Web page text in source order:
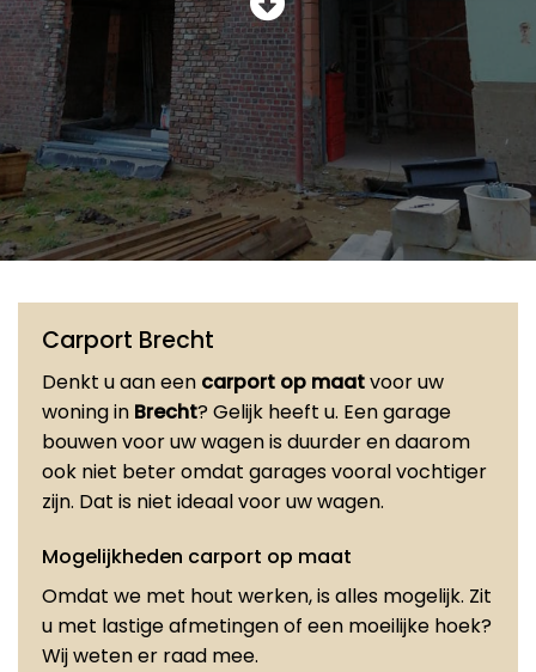
Carport Brecht
Denkt u aan een carport op maatvoor uw
woning in Brecht? Gelijk heeft u. Een garage
bouwen voor uw wagen is duurder en daarom
ook niet beter omdat garages vooral vochtiger
zijn. Dat is niet ideaal voor uw wagen.
Mogelijkheden carport op maat
Omdat we met hout werken, is alles mogelijk. Zit
u met lastige afmetingen of een moeilijke hoek?
Wij weten er raad mee.